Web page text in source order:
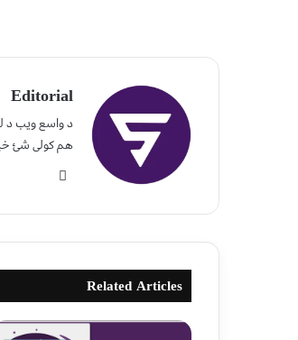
Editorial
د واسع ویب د
هم کولی شئ
Related Articles